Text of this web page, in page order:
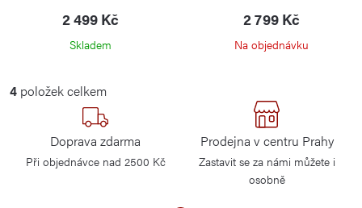
2 499 Kč
Skladem
WÜSTHOF
2 799 Kč
Na objednávku
O
4 položek celkem
Doprava zdarma
Při objednávce nad 2500 Kč
Prodejna v centru Prahy
Zastavit se za námi můžete i
osobně